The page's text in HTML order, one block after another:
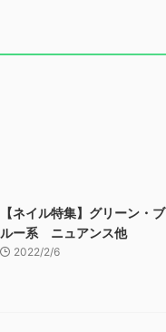
【ネイル特集】グリーン・ブ
ルー系 ニュアンス他
2022/2/6